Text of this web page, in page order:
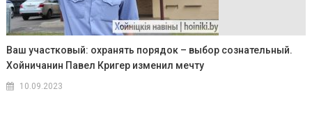
Ваш участковый: охранять порядок – выбор сознательный.
Хойничанин Павел Кригер изменил мечту
10.09.2023